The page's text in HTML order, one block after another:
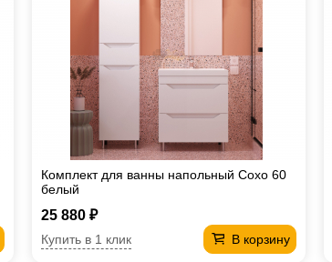
Комплект для ванны напольный Сохо 60
белый
25 880 ₽
В корзину
Купить в 1 клик